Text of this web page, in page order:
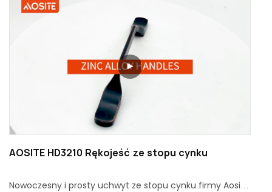
AOSITE HD3210 Rękojeść ze stopu cynku
Nowoczesny i prosty uchwyt ze stopu cynku firmy Aosite